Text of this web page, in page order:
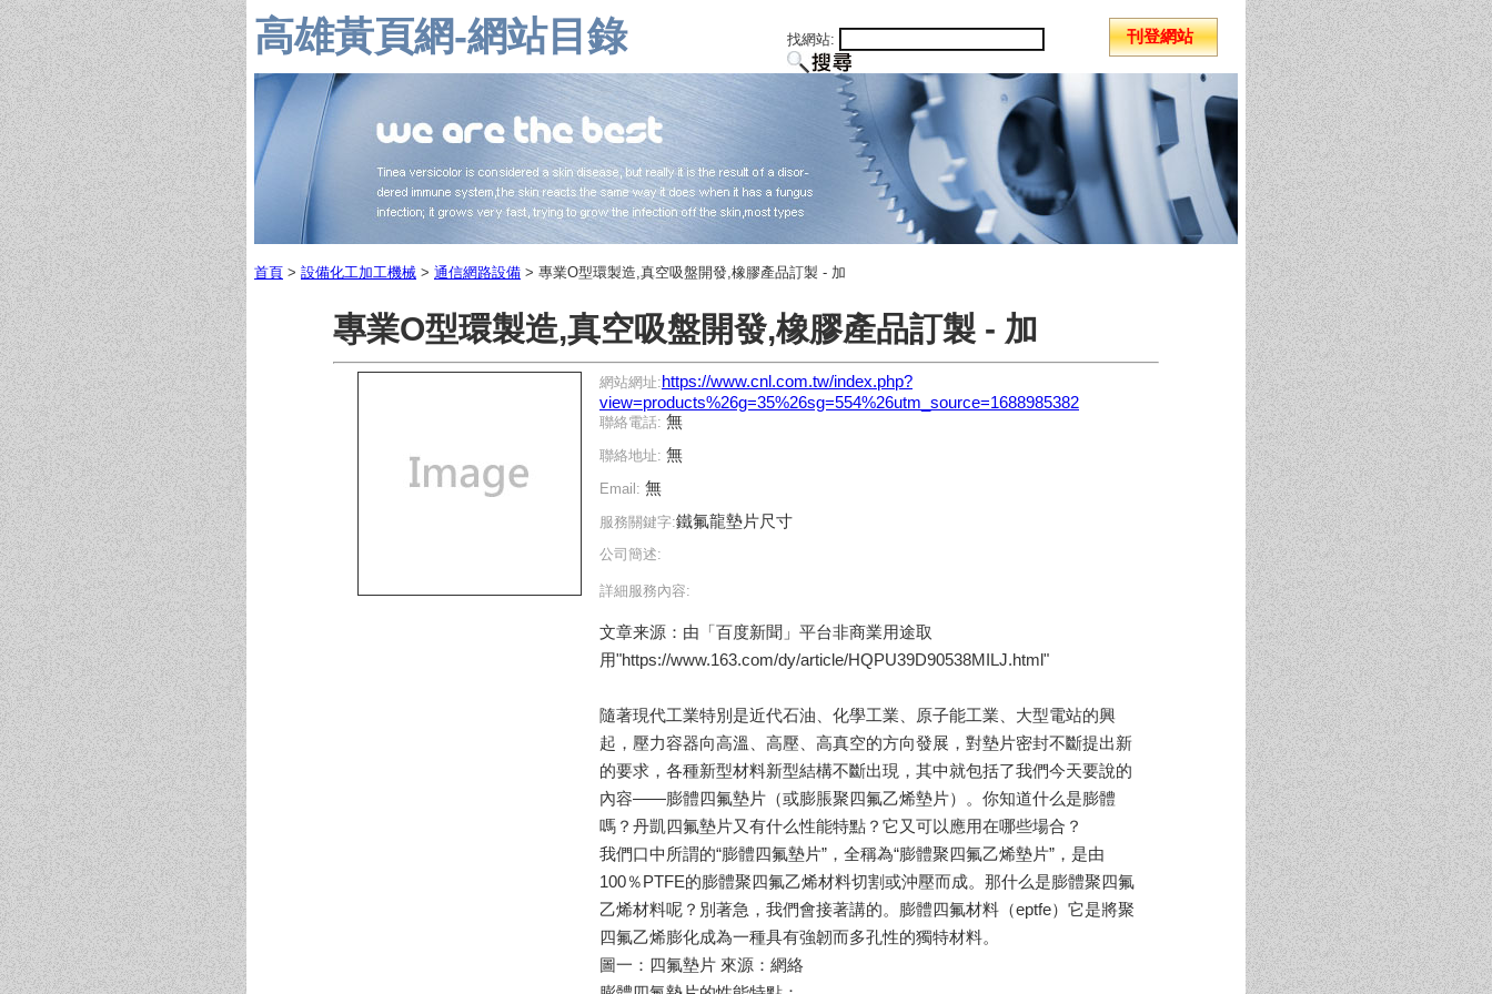
高雄黃頁網-網站目錄 找網站: 刊登網站
首頁 > 設備化工加工機械 > 通信網路設備 > 專業O型環製造,真空吸盤開發,橡膠產品訂製 - 加
專業O型環製造,真空吸盤開發,橡膠產品訂製 - 加
網站網址:https://www.cnl.com.tw/index.php?
view=products%26g=35%26sg=554%26utm_source=1688985382
聯絡電話: 無
聯絡地址: 無
Email: 無
服務關鍵字:鐵氟龍墊片尺寸
公司簡述:
詳細服務內容:
文章来源：由「百度新聞」平台非商業用途取
用"https://www.163.com/dy/article/HQPU39D90538MILJ.html"
隨著現代工業特別是近代石油、化學工業、原子能工業、大型電站的興
起，壓力容器向高溫、高壓、高真空的方向發展，對墊片密封不斷提出新
的要求，各種新型材料新型結構不斷出現，其中就包括了我們今天要說的
內容——膨體四氟墊片（或膨脹聚四氟乙烯墊片）。你知道什么是膨體
嗎？丹凱四氟墊片又有什么性能特點？它又可以應用在哪些場合？
我們口中所謂的“膨體四氟墊片”，全稱為“膨體聚四氟乙烯墊片”，是由
100％PTFE的膨體聚四氟乙烯材料切割或沖壓而成。那什么是膨體聚四氟
乙烯材料呢？別著急，我們會接著講的。膨體四氟材料（eptfe）它是將聚
四氟乙烯膨化成為一種具有強韌而多孔性的獨特材料。
圖一：四氟墊片 來源：網絡